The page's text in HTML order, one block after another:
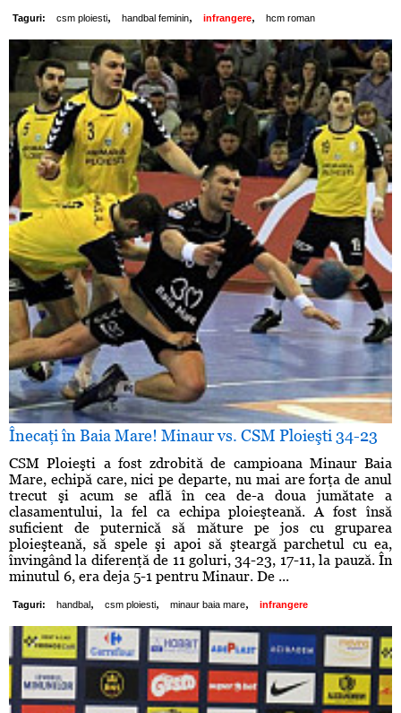
Taguri: csm ploiesti, handbal feminin, infrangere, hcm roman
Înecaţi în Baia Mare! Minaur vs. CSM Ploieşti 34-23
CSM Ploieşti a fost zdrobită de campioana Minaur Baia
Mare, echipă care, nici pe departe, nu mai are forţa de anul
trecut şi acum se află în cea de-a doua jumătate a
clasamentului, la fel ca echipa ploieşteană. A fost însă
suficient de puternică să măture pe jos cu gruparea
ploieşteană, să spele şi apoi să şteargă parchetul cu ea,
învingând la diferenţă de 11 goluri, 34-23, 17-11, la pauză. În
minutul 6, era deja 5-1 pentru Minaur. De ...
Taguri: handbal , csm ploiesti, minaur baia mare, infrangere